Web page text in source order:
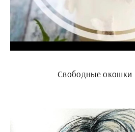
Свободные окошки